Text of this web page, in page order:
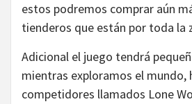
estos podremos comprar aún
tienderos que están por toda la
Adicional el juego tendrá
mientras exploramos el mundo,
competidores llamados Lone